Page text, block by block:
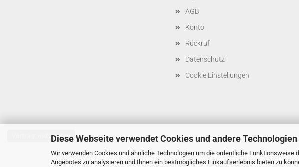
Diese Webseite verwendet Cookies und andere Technologien
Wir verwenden Cookies und ähnliche Technologien um die ordentliche Funktionsweise
Angebotes zu analysieren und Ihnen ein bestmögliches Einkaufserlebnis bieten zu
AGB
Konto
Rückruf
Datenschutz
Cookie Einstellungen
Vertrag widerrufen